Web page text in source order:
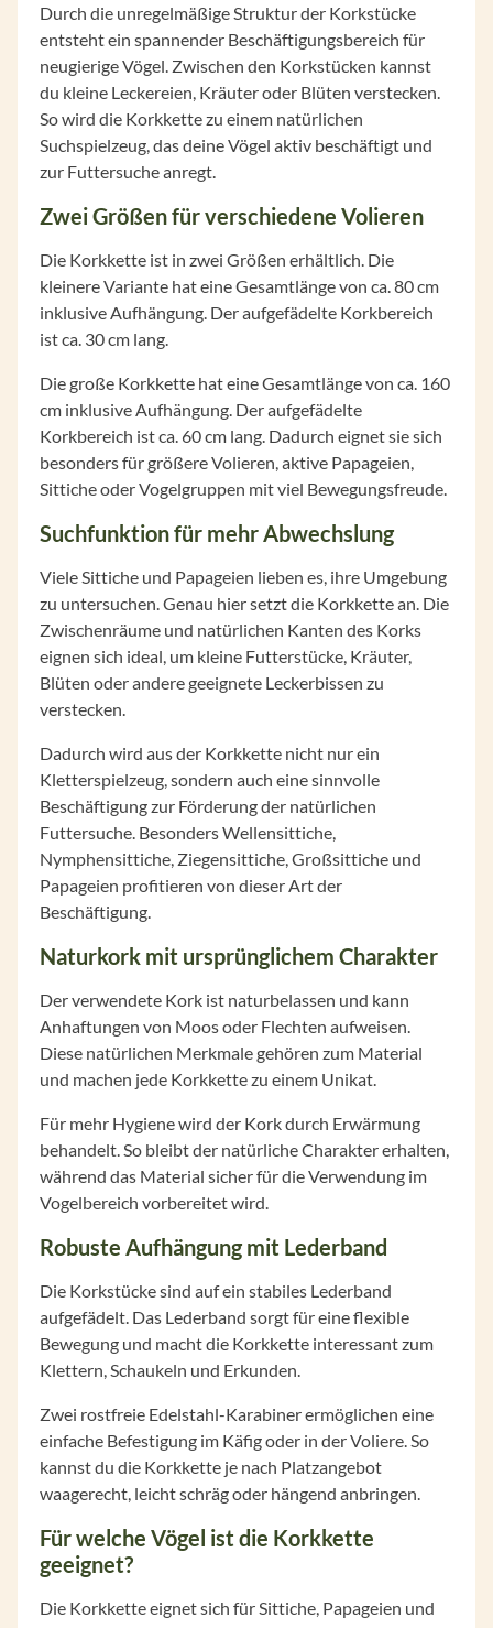
Durch die unregelmäßige Struktur der Korkstücke
entsteht ein spannender Beschäftigungsbereich für
neugierige Vögel. Zwischen den Korkstücken kannst
du kleine Leckereien, Kräuter oder Blüten verstecken.
So wird die Korkkette zu einem natürlichen
Suchspielzeug, das deine Vögel aktiv beschäftigt und
zur Futtersuche anregt.
Zwei Größen für verschiedene Volieren
Die Korkkette ist in zwei Größen erhältlich. Die
kleinere Variante hat eine Gesamtlänge von ca. 80 cm
inklusive Aufhängung. Der aufgefädelte Korkbereich
ist ca. 30 cm lang.
Die große Korkkette hat eine Gesamtlänge von ca. 160
cm inklusive Aufhängung. Der aufgefädelte
Korkbereich ist ca. 60 cm lang. Dadurch eignet sie sich
besonders für größere Volieren, aktive Papageien,
Sittiche oder Vogelgruppen mit viel Bewegungsfreude.
Suchfunktion für mehr Abwechslung
Viele Sittiche und Papageien lieben es, ihre Umgebung
zu untersuchen. Genau hier setzt die Korkkette an. Die
Zwischenräume und natürlichen Kanten des Korks
eignen sich ideal, um kleine Futterstücke, Kräuter,
Blüten oder andere geeignete Leckerbissen zu
verstecken.
Dadurch wird aus der Korkkette nicht nur ein
Kletterspielzeug, sondern auch eine sinnvolle
Beschäftigung zur Förderung der natürlichen
Futtersuche. Besonders Wellensittiche,
Nymphensittiche, Ziegensittiche, Großsittiche und
Papageien profitieren von dieser Art der
Beschäftigung.
Naturkork mit ursprünglichem Charakter
Der verwendete Kork ist naturbelassen und kann
Anhaftungen von Moos oder Flechten aufweisen.
Diese natürlichen Merkmale gehören zum Material
und machen jede Korkkette zu einem Unikat.
Für mehr Hygiene wird der Kork durch Erwärmung
behandelt. So bleibt der natürliche Charakter erhalten,
während das Material sicher für die Verwendung im
Vogelbereich vorbereitet wird.
Robuste Aufhängung mit Lederband
Die Korkstücke sind auf ein stabiles Lederband
aufgefädelt. Das Lederband sorgt für eine flexible
Bewegung und macht die Korkkette interessant zum
Klettern, Schaukeln und Erkunden.
Zwei rostfreie Edelstahl-Karabiner ermöglichen eine
einfache Befestigung im Käfig oder in der Voliere. So
kannst du die Korkkette je nach Platzangebot
waagerecht, leicht schräg oder hängend anbringen.
Für welche Vögel ist die Korkkette
geeignet?
Die Korkkette eignet sich für Sittiche, Papageien und